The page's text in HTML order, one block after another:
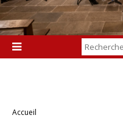

Chercher par
Recherche
Accueil